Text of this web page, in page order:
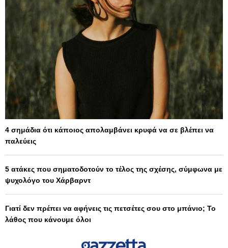
4 σημάδια ότι κάποιος απολαμβάνει κρυφά να σε βλέπει να
παλεύεις
5 ατάκες που σηματοδοτούν το τέλος της σχέσης, σύμφωνα με
ψυχολόγο του Χάρβαρντ
Γιατί δεν πρέπει να αφήνεις τις πετσέτες σου στο μπάνιο; Το
λάθος που κάνουμε όλοι